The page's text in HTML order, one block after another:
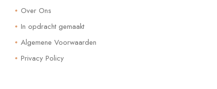
Over Ons
In opdracht gemaakt
Algemene Voorwaarden
Privacy Policy